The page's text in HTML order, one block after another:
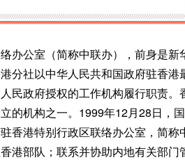
办公室（简称中联办），前身是
分社以中华人民共和国政府驻香
民政府授权的工作机构履行职责
的机构之一。1999年12月28日，
香港特别行政区联络办公室，简
港部队；联系并协助内地有关部